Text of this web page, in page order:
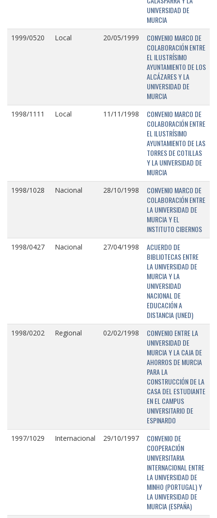
UNIVERSIDAD DE
MURCIA
1999/0520 Local 20/05/1999
CONVENIO MARCO DE
COLABORACIÓN ENTRE
EL ILUSTRÍSIMO
AYUNTAMIENTO DE LOS
ALCÁZARES Y LA
UNIVERSIDAD DE
MURCIA
1998/1111 Local 11/11/1998
CONVENIO MARCO DE
COLABORACIÓN ENTRE
EL ILUSTRÍSIMO
AYUNTAMIENTO DE LAS
TORRES DE COTILLAS
Y LA UNIVERSIDAD DE
MURCIA
1998/1028 Nacional 28/10/1998
CONVENIO MARCO DE
COLABORACIÓN ENTRE
LA UNIVERSIDAD DE
MURCIA Y EL
INSTITUTO CIBERNOS
1998/0427 Nacional 27/04/1998
ACUERDO DE
BIBLIOTECAS ENTRE
LA UNIVERSIDAD DE
MURCIA Y LA
UNIVERSIDAD
NACIONAL DE
EDUCACIÓN A
DISTANCIA (UNED)
1998/0202 Regional 02/02/1998
CONVENIO ENTRE LA
UNIVERSIDAD DE
MURCIA Y LA CAJA DE
AHORROS DE MURCIA
PARA LA
CONSTRUCCIÓN DE LA
CASA DEL ESTUDIANTE
EN EL CAMPUS
UNIVERSITARIO DE
ESPINARDO
1997/1029 Internacional 29/10/1997
CONVENIO DE
COOPERACIÓN
UNIVERSITARIA
INTERNACIONAL ENTRE
LA UNIVERSIDAD DE
MINHO (PORTUGAL) Y
LA UNIVERSIDAD DE
MURCIA (ESPAÑA)